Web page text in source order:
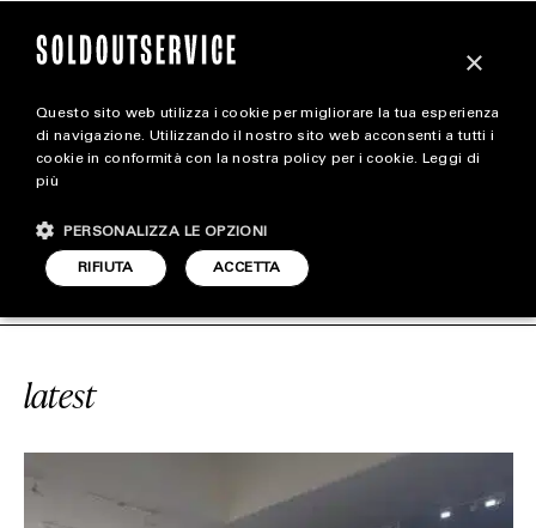
magazine
STYLE
FOOTWEAR
FOUNDATION
latest
×
Questo sito web utilizza i cookie per migliorare la tua esperienza
di navigazione. Utilizzando il nostro sito web acconsenti a tutti i
cookie in conformità con la nostra policy per i cookie. Leggi di
più
ACCETTA
RIFIUTA
PERSONALIZZA LE OPZIONI